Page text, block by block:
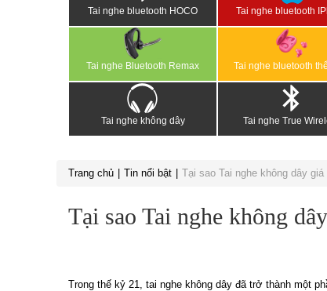
Tai nghe bluetooth HOCO Tai nghe bluetooth
Tai nghe Bluetooth Remax Tai nghe bluetooth
Tai nghe không dây Tai nghe True
Trang chủ Tin nổi bật Tại sao Tai nghe không dây
Tại sao Tai nghe không
Trong thế kỷ 21, tai nghe không dây đã trở thành một